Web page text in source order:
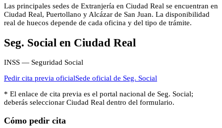
Las principales sedes de Extranjería en Ciudad Real se encuentran en
Ciudad Real, Puertollano y Alcázar de San Juan. La disponibilidad
real de huecos depende de cada oficina y del tipo de trámite.
Seg. Social en Ciudad Real
INSS — Seguridad Social
Pedir cita previa oficialSede oficial de Seg. Social
* El enlace de cita previa es el portal nacional de Seg. Social;
deberás seleccionar Ciudad Real dentro del formulario.
Cómo pedir cita